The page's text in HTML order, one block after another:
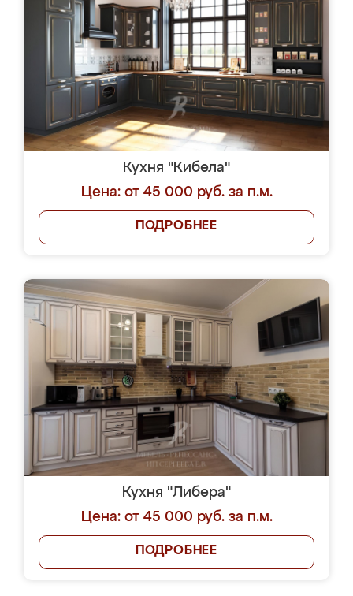
Кухня "Кибела"
Цена: от 45 000 руб. за п.м.
ПОДРОБНЕЕ
Кухня "Либера"
Цена: от 45 000 руб. за п.м.
ПОДРОБНЕЕ